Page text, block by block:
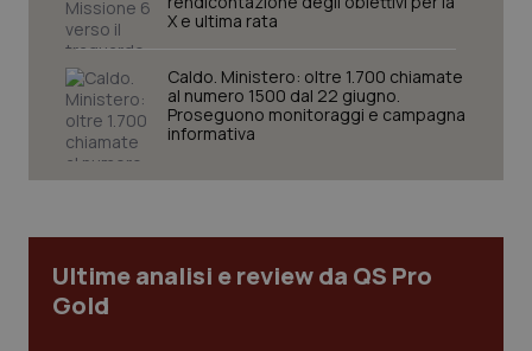
X e ultima rata
Caldo. Ministero: oltre 1.700 chiamate
al numero 1500 dal 22 giugno.
Proseguono monitoraggi e campagna
informativa
Ultime analisi e review da QS Pro
Gold
Necessari Statistici Marketing
I cookie necessari contribuiscono a rendere fruibile il
sito web abilitandone funzionalità di base quali la
navigazione sulle pagine e l'accesso alle aree
.youtube.com